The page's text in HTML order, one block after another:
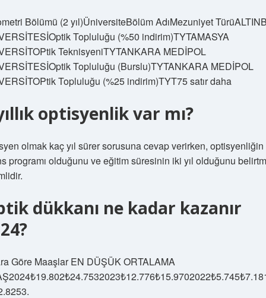
Bölümü (2 yıl)ÜniversiteBölüm AdıMezuniyet
Topluluğu (%50 indirim)TYTAMASYA
TeknisyeniTYTANKARA MEDİPOL
Topluluğu (Burslu)TYTANKARA MEDİPOL
Topluluğu (%25 indirim)TYT75 satır daha
optisyenlik var mı?
olmak kaç yıl sürer sorusuna cevap verirken,
programı olduğunu ve eğitim süresinin iki yıl olduğunu
dükkanı ne kadar kazanır
Göre Maaşlar EN DÜŞÜK ORTALAMA